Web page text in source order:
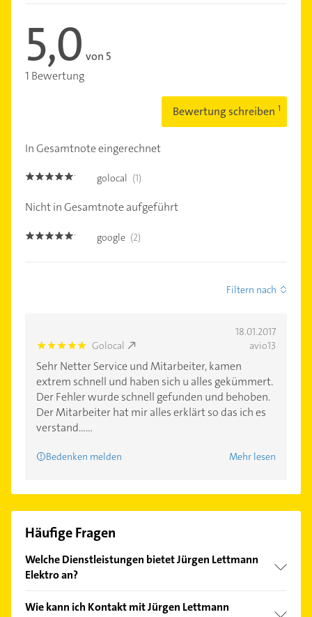
5,0 von 5
1 Bewertung
Bewertung schreiben
In Gesamtnote eingerechnet
5.0 golocal (1)
Nicht in Gesamtnote aufgeführt
5.0 google (2)
Filtern nach
18.01.2017
5.0 Golocal avio13
Sehr Netter Service und Mitarbeiter, kamen
extrem schnell und haben sich u alles gekümmert.
Der Fehler wurde schnell gefunden und behoben.
Der Mitarbeiter hat mir alles erklärt so das ich es
verstand......
Bedenken melden Mehr lesen
Häufige Fragen
Welche Dienstleistungen bietet Jürgen Lettmann
Elektro an?
Elektroinstallation, Telefonanlagen,
Wie kann ich Kontakt mit Jürgen Lettmann